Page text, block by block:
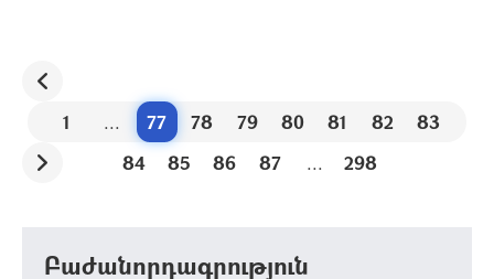
1 ... 77 78 79 80 81 82
83
84
85 86 87 ... 298
Բաժանորդագրություն